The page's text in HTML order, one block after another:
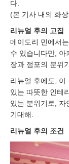
다.
(본 기사 내의 화
리뉴얼 후의 고집
메이도리 민에서
수 있습니다만, 아
장과 점포의 분위
리뉴얼 후에도, 이
있는 따뜻한 인테
있는 분위기로, 자
기대해.
리뉴얼 후의 조건